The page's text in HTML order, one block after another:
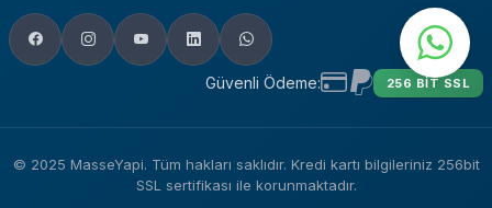
Güvenli Ödeme: 256 BIT SSL
© 2025 MasseYapi. Tüm hakları saklıdır. Kredi kartı bilgileriniz 256bit
SSL sertifikası ile korunmaktadır.